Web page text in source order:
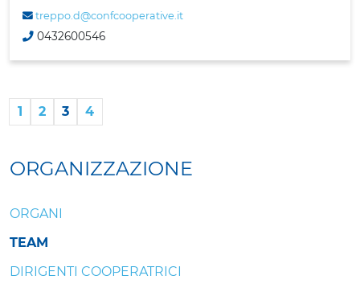
treppo.d@confcooperative.it
0432600546
1 2 3 4
ORGANIZZAZIONE
ORGANI
TEAM
DIRIGENTI COOPERATRICI